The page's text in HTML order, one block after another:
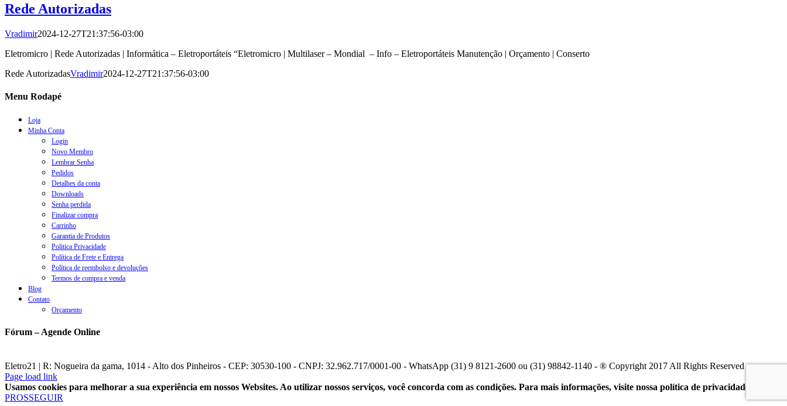
Rede Autorizadas
Vradimir2024-12-27T21:37:56-03:00
Eletromicro | Rede Autorizadas | Informática – Eletroportáteis “Eletromicro | Multilaser – Mondial – Info – Eletroportáteis Manutenção | Orçamento | Conserto
Rede AutorizadasVradimir2024-12-27T21:37:56-03:00
Menu Rodapé
Loja
Minha Conta
Login
Novo Membro
Lembrar Senha
Pedidos
Detalhes da conta
Downloads
Senha perdida
Finalizar compra
Carrinho
Garantia de Produtos
Politica Privacidade
Política de Frete e Entrega
Política de reembolso e devoluções
Termos de compra e venda
Blog
Contato
Orçamento
Fórum – Agende Online
Eletro21 | R: Nogueira da gama, 1014 - Alto dos Pinheiros - CEP: 30530-100 - CNPJ: 32.962.717/0001-00 - WhatsApp (31) 9 8121-2600 ou (31) 98842-1140 - ® Copyright 2017 All Rights Reserved
YouTube
Facebook
WhatsApp
Telegram
Instagram
E-
mail
Page load link
Usamos cookies para melhorar a sua experiência em nossos Websites. Ao utilizar nossos serviços, você concorda com as condições. Para mais informações, visite nossa política de privacidade.
PROSSEGUIR